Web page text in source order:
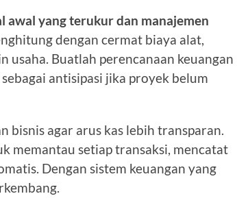
awal yang terukur dan manajemen
dengan cermat biaya alat,
usaha. Buatlah perencanaan keuangan
antisipasi jika proyek belum
bisnis agar arus kas lebih transparan.
memantau setiap transaksi, mencatat
Dengan sistem keuangan yang